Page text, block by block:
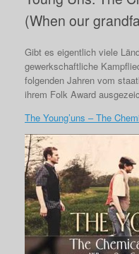
(When our
Gibt es eigentlich viele
gewerkschaftliche
folgenden Jahren vom
ihrem Folk Award
The Young’uns – The